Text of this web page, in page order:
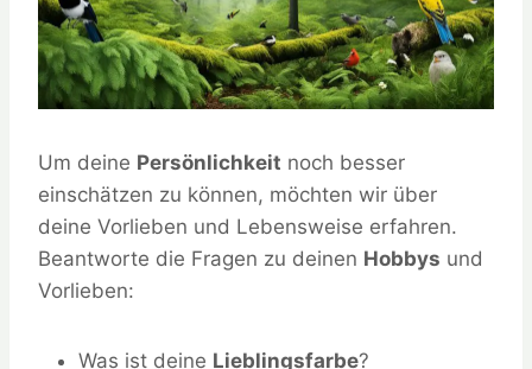
Um deine Persönlichkeit noch besser
einschätzen zu können, möchten wir über
deine Vorlieben und Lebensweise erfahren.
Beantworte die Fragen zu deinen Hobbys und
Vorlieben:
Was ist deine Lieblingsfarbe?